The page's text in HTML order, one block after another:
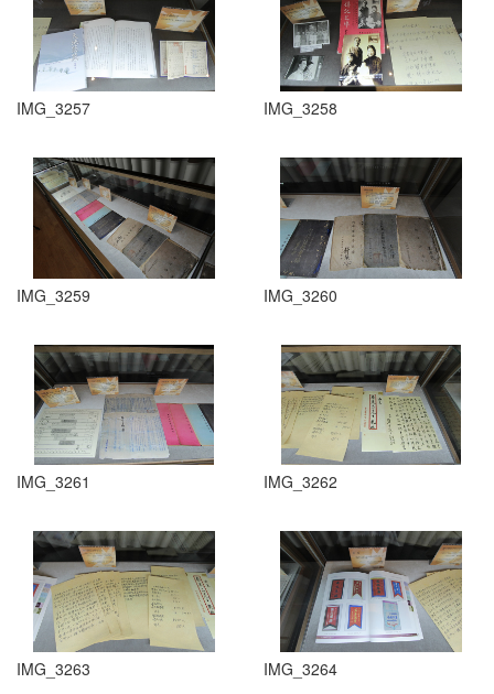
IMG_3257 IMG_3258
IMG_3259 IMG_3260
IMG_3261 IMG_3262
IMG_3263 IMG_3264